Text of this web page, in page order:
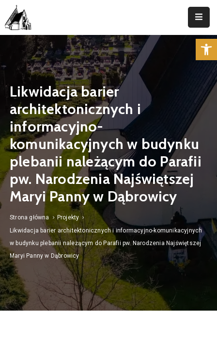
Strona
Główna
Parafia
Duszpasterstwo
Aktualności
Cmentarz
Kancelaria
Kontakt
Likwidacja barier
architektonicznych i
informacyjno-
komunikacyjnych w budynku
plebanii należącym do Parafii
pw. Narodzenia Najświętszej
Maryi Panny w Dąbrowicy
Strona główna
Projekty
Likwidacja barier architektonicznych i informacyjno-komunikacyjnych
w budynku plebanii należącym do Parafii pw. Narodzenia Najświętszej
Maryi Panny w Dąbrowicy